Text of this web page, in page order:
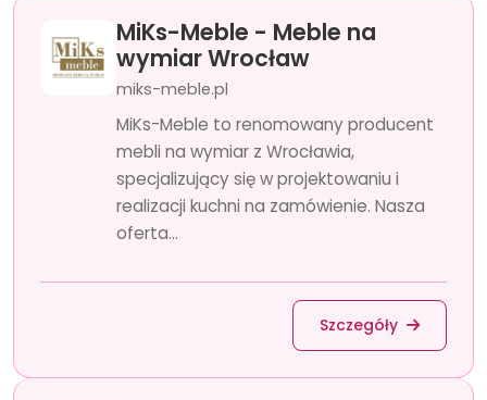
MiKs-Meble - Meble na
wymiar Wrocław
miks-meble.pl
MiKs-Meble to renomowany producent
mebli na wymiar z Wrocławia,
specjalizujący się w projektowaniu i
realizacji kuchni na zamówienie. Nasza
oferta...
Szczegóły